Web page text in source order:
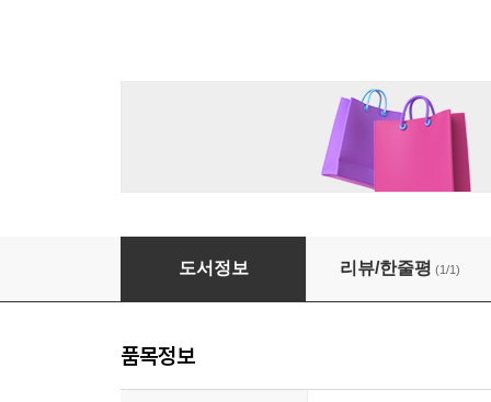
용기의 색, 터키 레드
도서정보 리뷰/한줄평 (1/1)
품목정보